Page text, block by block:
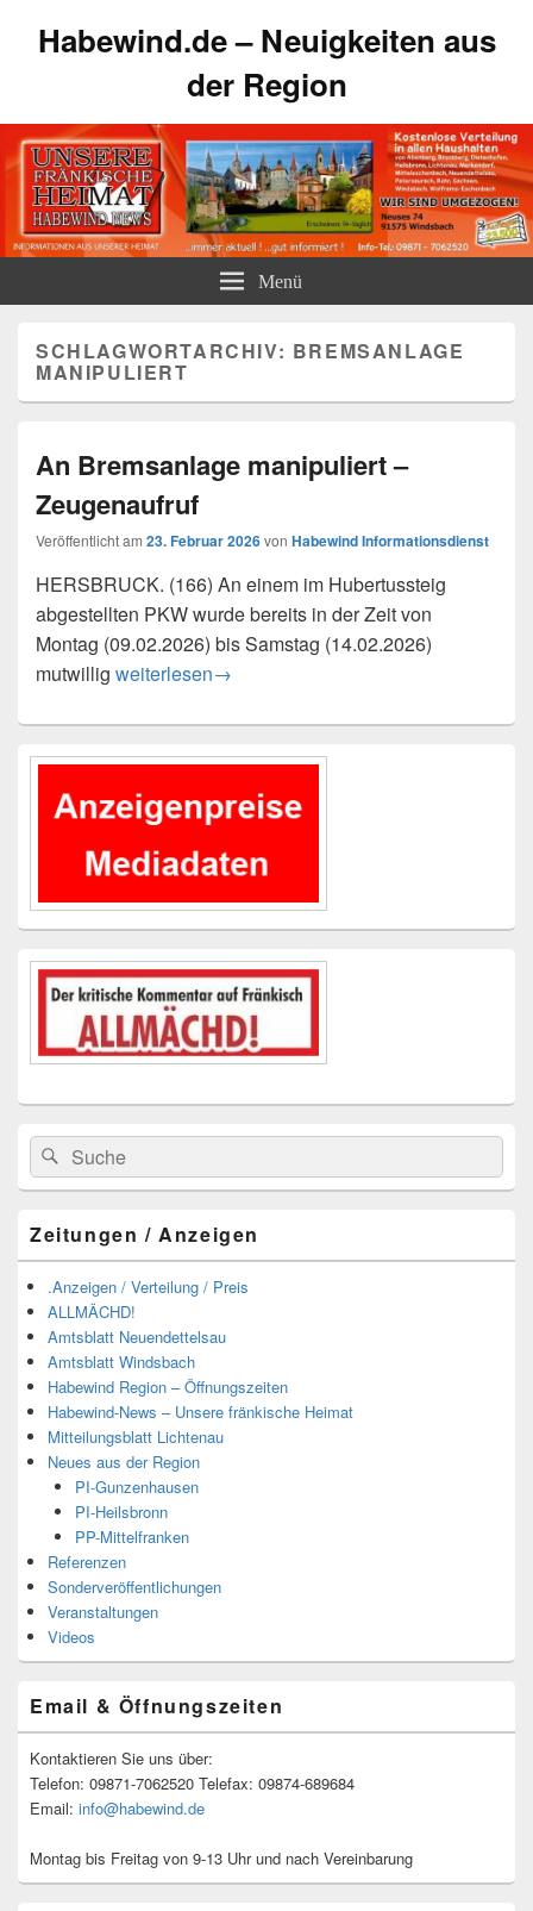
Habewind.de – Neuigkeiten aus
der Region
Menü
SCHLAGWORTARCHIV: BREMSANLAGE
MANIPULIERT
An Bremsanlage manipuliert –
Zeugenaufruf
Veröffentlicht am 23. Februar 2026von Habewind Informationsdienst
HERSBRUCK. (166) An einem im Hubertussteig
abgestellten PKW wurde bereits in der Zeit von
Montag (09.02.2026) bis Samstag (14.02.2026)
mutwillig An Bremsanlage manipuliert – Zeugenaufruf
weiterlesen→
Primärer
Widgetbereich
Suchen
nach:
Suchen
Zeitungen / Anzeigen
.Anzeigen / Verteilung / Preis
ALLMÄCHD!
Amtsblatt Neuendettelsau
Amtsblatt Windsbach
Habewind Region – Öffnungszeiten
Habewind-News – Unsere fränkische Heimat
Mitteilungsblatt Lichtenau
Neues aus der Region
PI-Gunzenhausen
PI-Heilsbronn
PP-Mittelfranken
Referenzen
Sonderveröffentlichungen
Veranstaltungen
Videos
Email & Öffnungszeiten
Kontaktieren Sie uns über:
Telefon: 09871-7062520 Telefax: 09874-689684
Email: info@habewind.de
Montag bis Freitag von 9-13 Uhr und nach Vereinbarung